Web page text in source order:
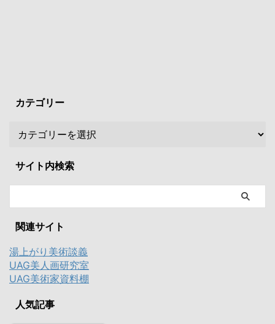
カテゴリー
サイト内検索
関連サイト
湯上がり美術談義
UAG美人画研究室
UAG美術家資料棚
人気記事